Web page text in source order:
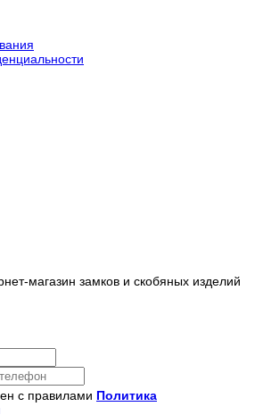
магазин замков и скобяных изделий
с правилами Политика